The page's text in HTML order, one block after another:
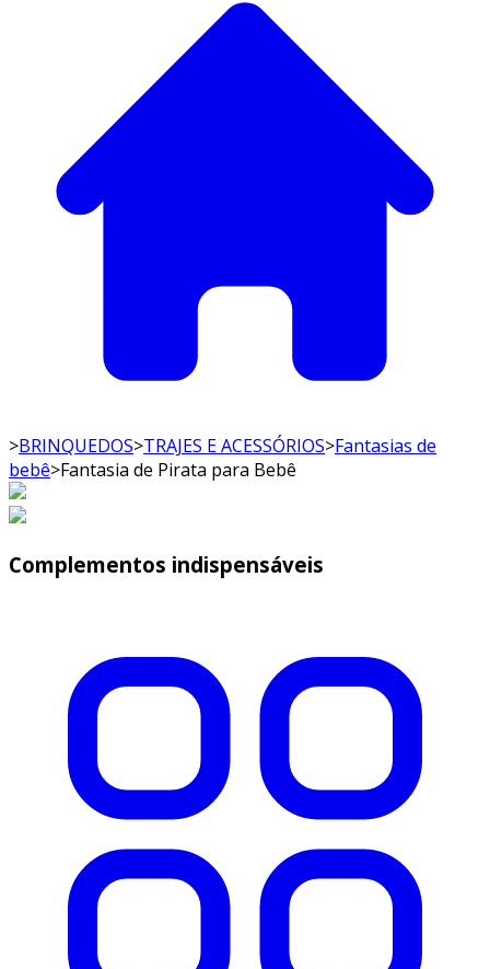
>BRINQUEDOS>TRAJES E ACESSÓRIOS>Fantasias de
bebê>Fantasia de Pirata para Bebê
Complementos indispensáveis